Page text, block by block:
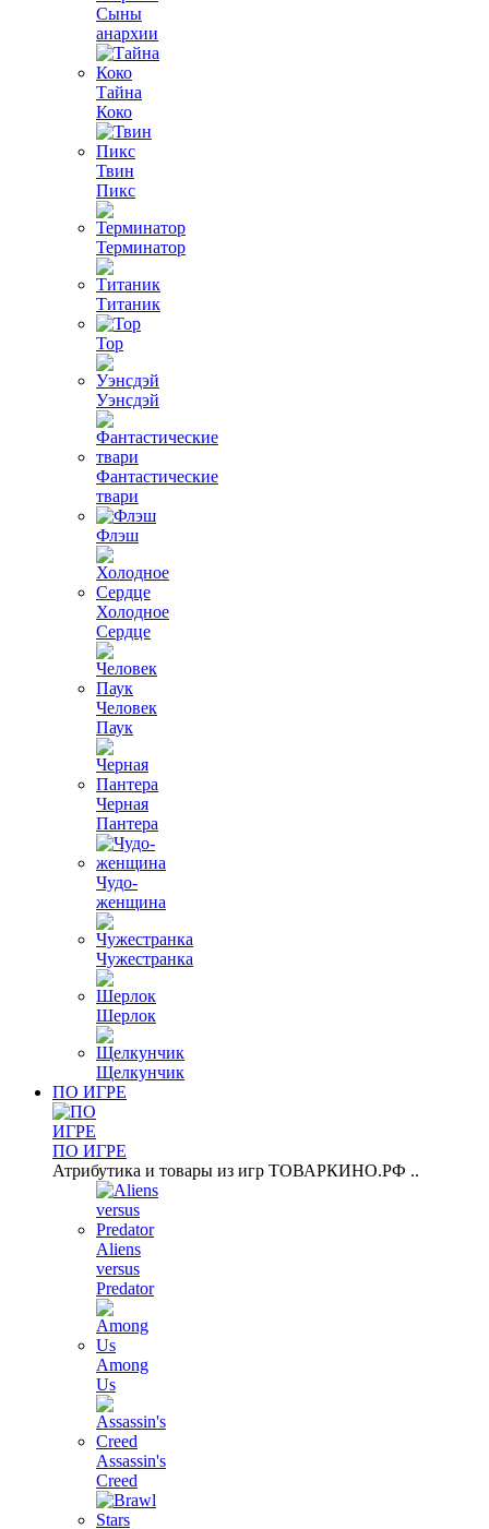
Сыны
анархии
Тайна
Коко
Твин
Пикс
Терминатор
Титаник
Тор
Уэнсдэй
Фантастические
твари
Флэш
Холодное
Сердце
Человек
Паук
Черная
Пантера
Чудо-
женщина
Чужестранка
Шерлок
Щелкунчик
ПО ИГРЕ
ПО ИГРЕ
Атрибутика и товары из игр ТОВАРКИНО.РФ ..
Aliens
versus
Predator
Among
Us
Assassin's
Creed